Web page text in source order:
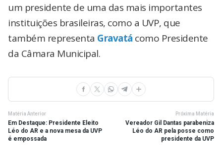
um presidente de uma das mais importantes
instituições brasileiras, como a UVP, que
também representa Gravatá como Presidente
da Câmara Municipal.
Matéria Anterior
Em Destaque: Presidente Eleito
Léo do AR e a nova mesa da UVP
é empossada
Próxima Matéria
Vereador Gil Dantas parabeniza
Léo do AR pela posse como
presidente da UVP